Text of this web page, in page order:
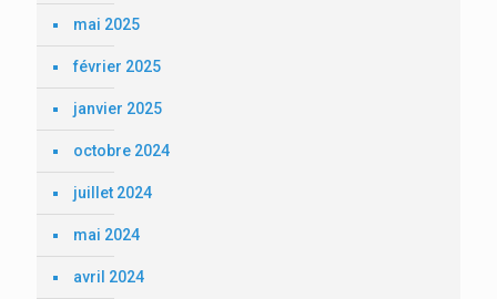
mai 2025
février 2025
janvier 2025
octobre 2024
juillet 2024
mai 2024
avril 2024